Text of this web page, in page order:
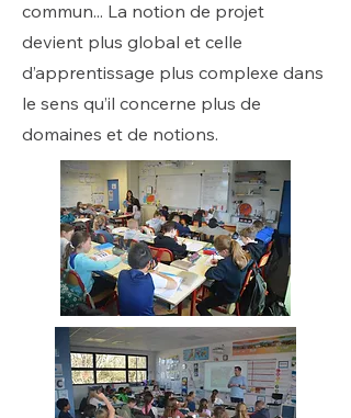
commun... La notion de projet
devient plus global et celle
d’apprentissage plus complexe dans
le sens qu’il concerne plus de
domaines et de notions.